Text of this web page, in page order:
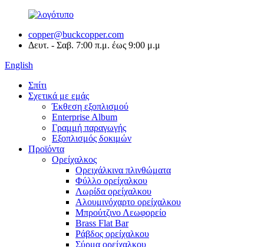
copper@buckcopper.com
Δευτ. - Σαβ. 7:00 π.μ. έως 9:00 μ.μ
English
Σπίτι
Σχετικά με εμάς
Έκθεση εξοπλισμού
Enterprise Album
Γραμμή παραγωγής
Εξοπλισμός δοκιμών
Προϊόντα
Ορείχαλκος
Ορειχάλκινα πλινθώματα
Φύλλο ορείχαλκου
Λωρίδα ορείχαλκου
Αλουμινόχαρτο ορείχαλκου
Μπρούτζινο Λεωφορείο
Brass Flat Bar
Ράβδος ορείχαλκου
Σύρμα ορείχαλκου